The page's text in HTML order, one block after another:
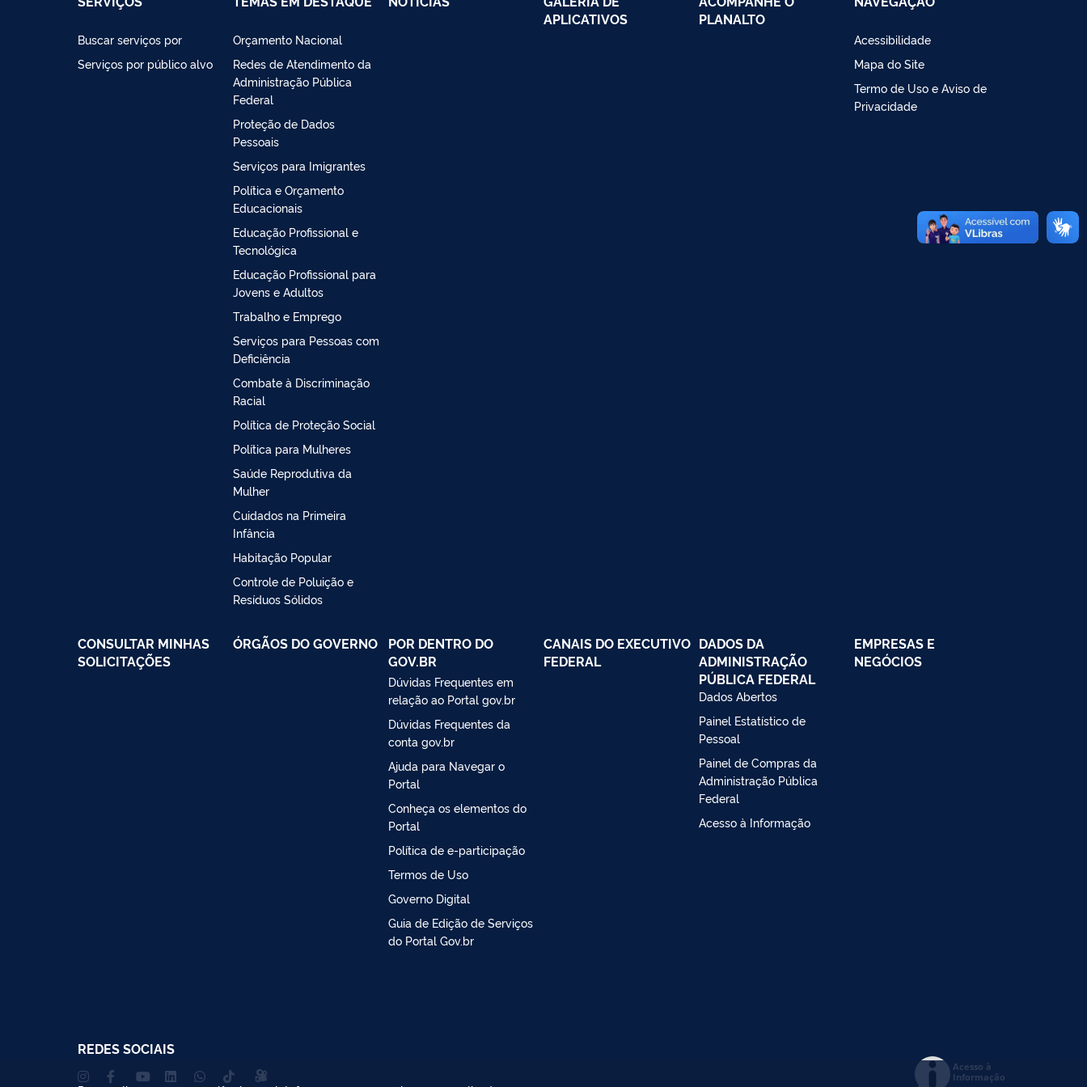
Buscar serviços por
Serviços por público alvo
Orçamento Nacional
Redes de Atendimento da
Administração Pública
Federal
Proteção de Dados
Pessoais
Serviços para Imigrantes
Política e Orçamento
Educacionais
Educação Profissional e
Tecnológica
Educação Profissional para
Jovens e Adultos
Trabalho e Emprego
Serviços para Pessoas com
Deficiência
Combate à Discriminação
Racial
Política de Proteção Social
Política para Mulheres
Saúde Reprodutiva da
Mulher
Cuidados na Primeira
Infância
Habitação Popular
Controle de Poluição e
Resíduos Sólidos
APLICATIVOS
PLANALTO
Acessibilidade
Mapa do Site
Termo de Uso e Aviso de
Privacidade
CONSULTAR MINHAS
SOLICITAÇÕES
ÓRGÃOS DO GOVERNO
POR DENTRO DO
GOV.BR
Dúvidas Frequentes em
relação ao Portal gov.br
Dúvidas Frequentes da
conta gov.br
Ajuda para Navegar o
Portal
Conheça os elementos do
Portal
Política de e-participação
Termos de Uso
Governo Digital
Guia de Edição de Serviços
do Portal Gov.br
CANAIS DO EXECUTIVO
FEDERAL
DADOS DA
ADMINISTRAÇÃO
PÚBLICA FEDERAL
Dados Abertos
Painel Estatístico de
Pessoal
Painel de Compras da
Administração Pública
Federal
Acesso à Informação
EMPRESAS E
NEGÓCIOS
REDES SOCIAIS
Acesso à
Informação